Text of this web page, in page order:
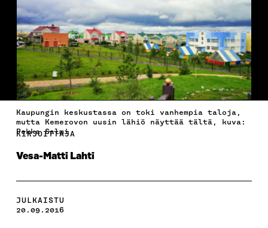
Kaupungin keskustassa on toki vanhempia taloja,
mutta Kemerovon uusin lähiö näyttää tältä, kuva:
Pekka Salmi
KIRJOITTAJA
Vesa-Matti Lahti
JULKAISTU
20.09.2016